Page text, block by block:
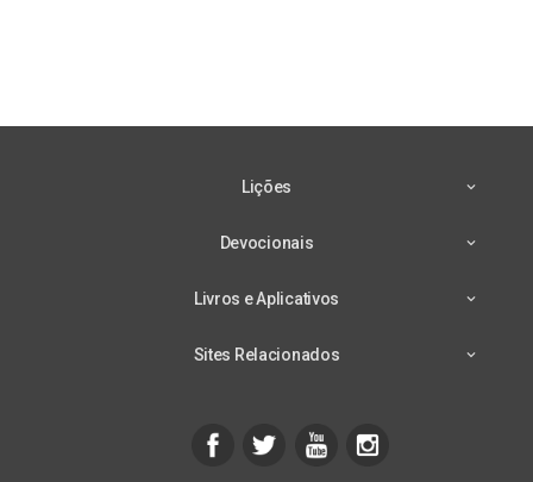
Lições
Devocionais
Livros e Aplicativos
Sites Relacionados